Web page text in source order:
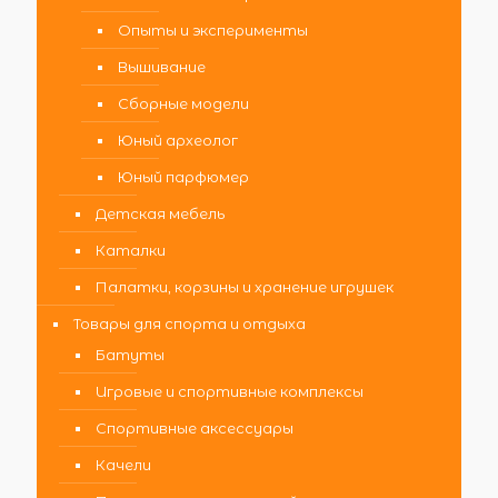
Опыты и эксперименты
Вышивание
Сборные модели
Юный археолог
Юный парфюмер
Детская мебель
Каталки
Палатки, корзины и хранение игрушек
Товары для спорта и отдыха
Батуты
Игровые и спортивные комплексы
Спортивные аксессуары
Качели